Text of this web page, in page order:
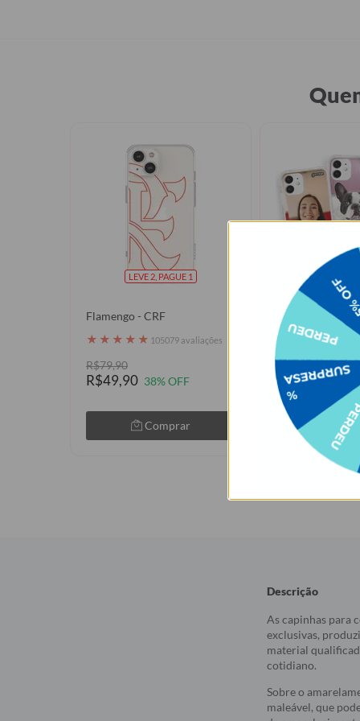
LEVE 2, PAGUE 1
Flamengo - CRF
★ ★ ★ ★ ★ 105079 avaliações
R$79,90
R$49,90 38% OFF
Comprar
LEVE 2,
Personalize com
★
★★★★
R$79,90
Descrição
As capinhas para
exclusivas,
material
cotidiano.
Sobre o
maleável, que